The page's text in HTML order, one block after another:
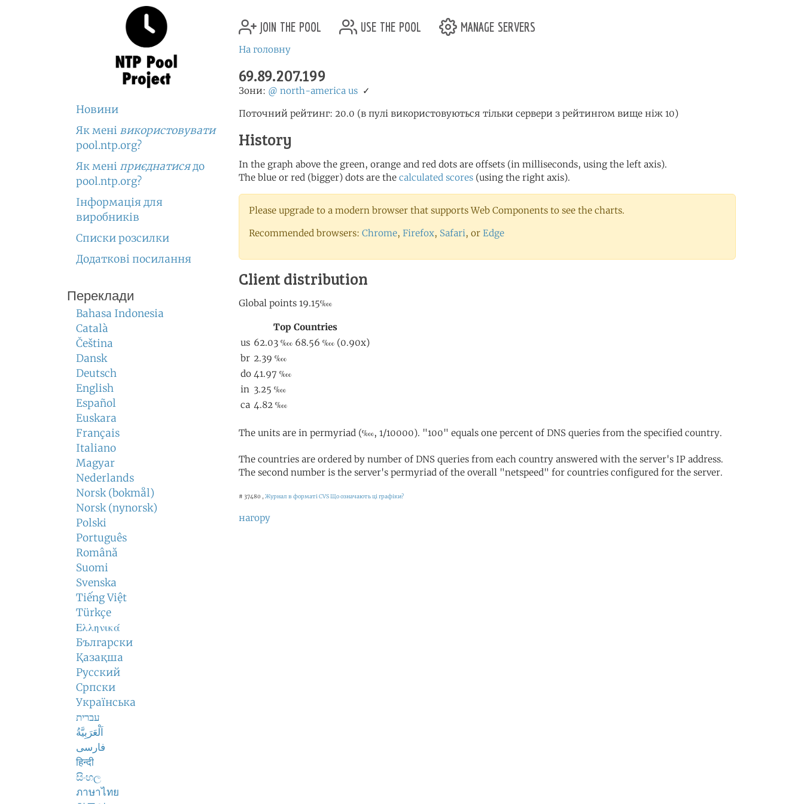
Новини
Як мені використовувати
pool.ntp.org?
Як мені приєднатисядо
pool.ntp.org?
Інформація для
виробників
Списки розсилки
Додаткові посилання
Переклади
Bahasa Indonesia
Català
Čeština
Dansk
Deutsch
English
Español
Euskara
Français
Italiano
Magyar
Nederlands
Norsk (bokmål)
Norsk (nynorsk)
Polski
Português
Română
Suomi
Svenska
Tiếng Việt
Türkçe
Ελληνικά
Български
Қазақша
Русский
Српски
Українська
עברית
اَلْعَرَبِيَّةُ
فارسی
हिन्दी
සිංහල
ภาษาไทย
join the pool use the pool manage servers
На головну
69.89.207.199
Зони: @ north-america us ✓
Поточний рейтинг: 20.0 (в пулі використовуються тільки сервери з рейтингом вище ніж 10)
History
In the graph above the green, orange and red dots are offsets (in milliseconds, using the left axis).
The blue or red (bigger) dots are the calculated scores (using the right axis).
Please upgrade to a modern browser that supports Web Components to see the charts.
Recommended browsers: Chrome, Firefox, Safari, or Edge
Client distribution
The units are in permyriad (‱, 1/10000). "100" equals one percent of DNS queries from the specified country.
The countries are ordered by number of DNS queries from each country answered with the server's IP address.
The second number is the server's permyriad of the overall "netspeed" for countries configured for the server.
# 37480 , Журнал в форматі CVSЩо означають ці графіки?
нагору